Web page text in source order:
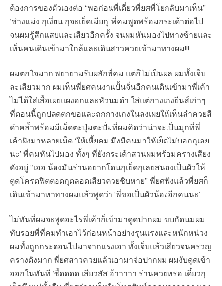
ต้องการของตัวเองต่อ “พอก่อนพี่เดี๋ยวพี่ยศพี่โยกลับมาเห็น”
‘ช่างแม่ง กุเงี่ยน กุจะเย็ดเมียกุ’ พี่คมพูดพร้อมกระเด้าต่อไป
จนผมรู้สึกแสบและเสียวอีกครั้ง จนผมหันมองไปทางซ้ายและ
เห็นคนเดินเข้ามาใกล้และเดินสาวควยเข้ามาทางผม!!!
ผมตกใจมาก พยายามรีบผลักพี่คม แต่ก็ไม่เป็นผล ผมทั้งเจ็บ
ละเสียวมาก ผมเห็นพี่ยศคนงานปั้นจั่นอีกคนเดินเข้ามาพี่เค้า
ไม่ได้ใส่เสื้อเผยแผงอกและหัวนมดำ ใส่แต่กางเกงยีนส์เก่าๆ
ที่ตอนนี้ถูกปลดตกขอและถกกางเกงในลงเผยให้เห็นลำควยสี
ดำคล้ำพร้อมมีเม็ดตะปุ่มตะปั่มที่ผมคิดว่าน่าจะเป็นมุกที่พี่
เค้าฝังมาหลายเม็ด ‘ให้เหี้ยคม มึงมีคนมาให้เย็ดไม่บอกกุเลย
นะ’ พี่คมหันไปมอง ทั้งๆ ที่ยังกระเด้าสวนผมพร้อมครางเสียง
ดังอยู่ “เออ น้องมันร่านอยากโดนกุเย็ดกุเลยสนองเป็นผัวให้
ตูดโครตฟิตตอดกุตลอดเสียวควยชิบหาย” พี่ยศฟังแล้วพี่ยศก็
เดินเข้ามาหาทางผมแล้วพูดว่า ‘พี่ขอเป็นผัวน้องอีกคนนะ’
ไม่ทันที่ผมจะพูดอะไรพี่เค้าก็เข้ามาดูดปากผม ขบกัดนมผม
ทับรอยพี่ที่คมทำเอาไว้ก่อนหน้าอย่างรุนแรงและหนักหน่วง
ผมทั้งถูกกระดอนไปมาจากแรงเอา ทั้งเจ็บแล้วเสียวจนครวญ
ครางดังมาก พี่ยศสาวควยแล้วเอามาจ่อปากผม ผมงับดูดเข้า
ออกในทันที ‘ซี้ดดดด เสียวสัส อ้าาาาา ร่านควยหรอ เดี๋ยวกุ